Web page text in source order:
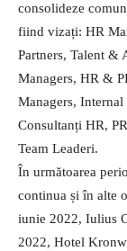
consolideze
fiind vizați: HR
Partners, Talent &
Managers, HR &
Managers,
Consultanți HR,
Team Leaderi.
În următoarea
continua și în alte
iunie 2022, Iulius
2022, Hotel